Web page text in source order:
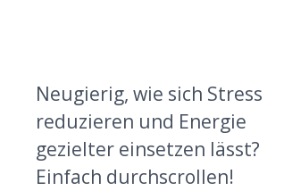
Neugierig, wie sich Stress
reduzieren und Energie
gezielter einsetzen lässt?
Einfach durchscrollen!